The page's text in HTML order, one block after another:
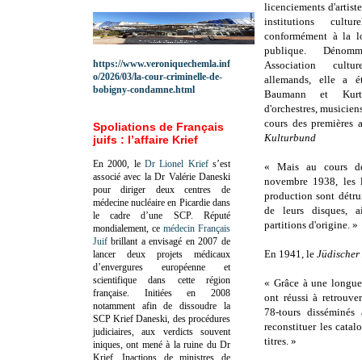
licenciements
institutions
conformément à la
publique.
Association
allemands, elle a
Baumann et
d'orchestres,
cours des premières
Kulturbund
« Mais au cours
novembre 1938, les
production sont
de leurs disques,
partitions d'origine. »
En 1941, le
« Grâce à une
ont réussi à
78-tours
reconstituer les
titres. »
https://www.veroniquechemla.inf
o/2026/03/la-cour-criminelle-de-
bobigny-condamne.html
Spoliations de Français
juifs : l’affaire Krief
En 2000, le Dr Lionel Kriefs’est
associé avec la Dr Valérie Daneski
pour diriger deux centres de
médecine nucléaire en Picardie dans
le cadre d’une SCP. Réputé
mondialement, ce médecin Français
Juif brillant a envisagé en 2007 de
lancer deux projets médicaux
d’envergures européenne et
scientifique dans cette région
française. Initiées en 2008
notamment afin de dissoudre la
SCP Krief Daneski, des procédures
judiciaires, aux verdicts souvent
iniques, ont mené à la ruine du Dr
Krief.Inactions de ministres de